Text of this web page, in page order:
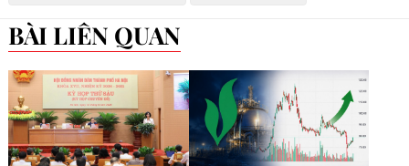
BÀI LIÊN QUAN